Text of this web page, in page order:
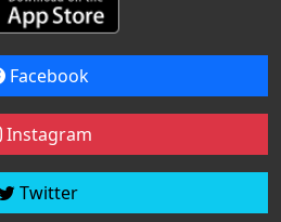
Facebook
Instagram
Twitter